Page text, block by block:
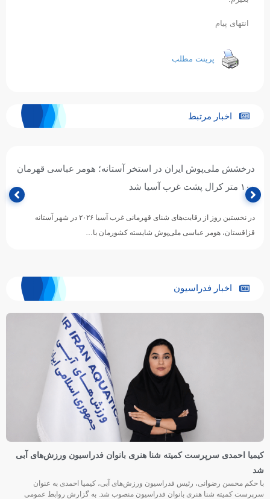
انتهای پیام
پرینت مطلب
اخبار مرتبط
درخشش ملی‌پوش ایران در استخر آستانه؛ هومر عباسی قهرمان
۱۰۰ متر کرال پشت غرب آسیا شد
در نخستین روز از رقابت‌های شنای قهرمانی غرب آسیا ۲۰۲۶ در شهر آستانه
قزاقستان، هومر عباسی ملی‌پوش شایسته کشورمان با…
اخبار فدراسیون
کیمیا احمدی سرپرست کمیته شنا هنری بانوان فدراسیون ورزش‌های آبی
شد
با حکم محسن رضوانی، رئیس فدراسیون ورزش‌های آبی، کیمیا احمدی به عنوان
سرپرست کمیته شنا هنری بانوان فدراسیون منصوب شد. به گزارش روابط عمومی